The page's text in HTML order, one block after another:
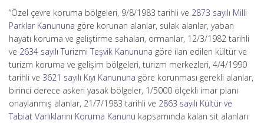
“Özel çevre koruma bölgeleri, 9/8/1983 tarihli ve 2873 sayılı Milli
Parklar Kanununa göre korunan alanlar, sulak alanlar, yaban
hayatı koruma ve geliştirme sahaları, ormanlar, 12/3/1982 tarihli
ve 2634 sayılı Turizmi Teşvik Kanununa göre ilan edilen kültür ve
turizm koruma ve gelişim bölgeleri, turizm merkezleri, 4/4/1990
tarihli ve 3621 sayılı Kıyı Kanununa göre korunması gerekli alanlar,
birinci derece askeri yasak bölgeler, 1/5000 ölçekli imar planı
onaylanmış alanlar, 21/7/1983 tarihli ve 2863 sayılı Kültür ve
Tabiat Varlıklarını Koruma Kanunu kapsamında kalan sit alanları